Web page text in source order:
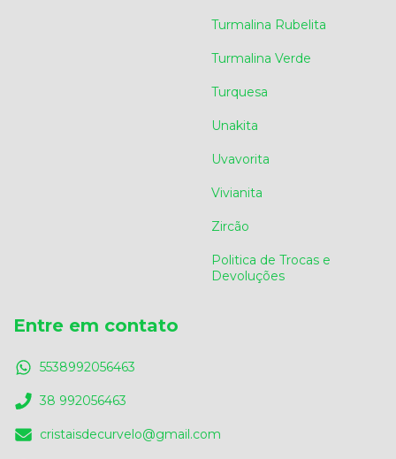
Turmalina Rubelita
Turmalina Verde
Turquesa
Unakita
Uvavorita
Vivianita
Zircão
Politica de Trocas e
Devoluções
Entre em contato
5538992056463
38 992056463
cristaisdecurvelo@gmail.com